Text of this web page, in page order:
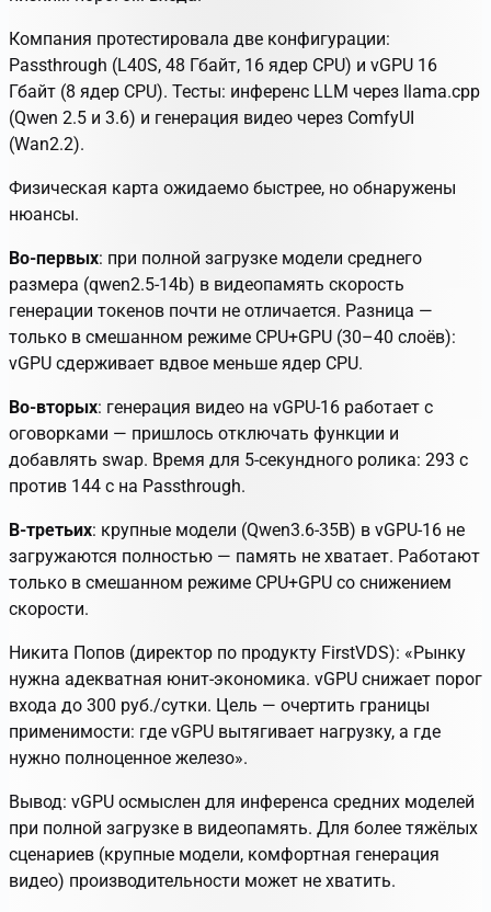
Компания протестировала две конфигурации:
Passthrough (L40S, 48 Гбайт, 16 ядер CPU) и vGPU 16
Гбайт (8 ядер CPU). Тесты: инференс LLM через llama.cpp
(Qwen 2.5 и 3.6) и генерация видео через ComfyUI
(Wan2.2).
Физическая карта ожидаемо быстрее, но обнаружены
нюансы.
Во‑первых: при полной загрузке модели среднего
размера (qwen2.5‑14b) в видеопамять скорость
генерации токенов почти не отличается. Разница —
только в смешанном режиме CPU+GPU (30–40 слоёв):
vGPU сдерживает вдвое меньше ядер CPU.
Во‑вторых: генерация видео на vGPU‑16 работает с
оговорками — пришлось отключать функции и
добавлять swap. Время для 5‑секундного ролика: 293 с
против 144 с на Passthrough.
В‑третьих: крупные модели (Qwen3.6‑35B) в vGPU‑16 не
загружаются полностью — память не хватает. Работают
только в смешанном режиме CPU+GPU со снижением
скорости.
Никита Попов (директор по продукту FirstVDS): «Рынку
нужна адекватная юнит-экономика. vGPU снижает порог
входа до 300 руб./сутки. Цель — очертить границы
применимости: где vGPU вытягивает нагрузку, а где
нужно полноценное железо».
Вывод: vGPU осмыслен для инференса средних моделей
при полной загрузке в видеопамять. Для более тяжёлых
сценариев (крупные модели, комфортная генерация
видео) производительности может не хватить.